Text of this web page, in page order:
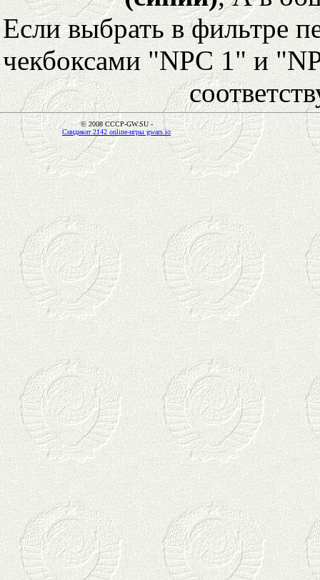
Если выбрать в фильтре
чекбоксами "NPC 1" и
© 2008 CCCP-GW.SU -
Синдикат 2142 online-игры gwars.io